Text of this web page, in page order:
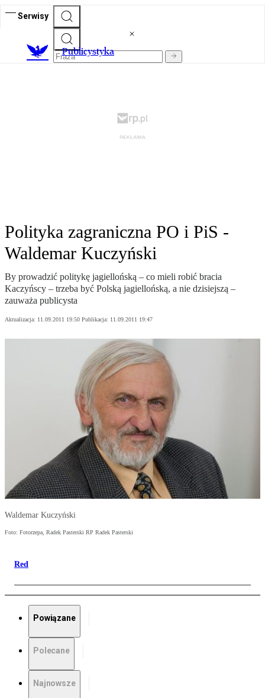
Serwisy
Publicystyka
Polityka zagraniczna PO i PiS -
Waldemar Kuczyński
By prowadzić politykę jagiellońską – co mieli robić bracia
Kaczyńscy – trzeba być Polską jagiellońską, a nie dzisiejszą –
zauważa publicysta
Aktualizacja: 11.09.2011 19:50 Publikacja: 11.09.2011 19:47
Waldemar Kuczyński
Foto: Fotorzepa, Radek Pasterski RP Radek Pasterski
Red
Powiązane
Polecane
Najnowsze